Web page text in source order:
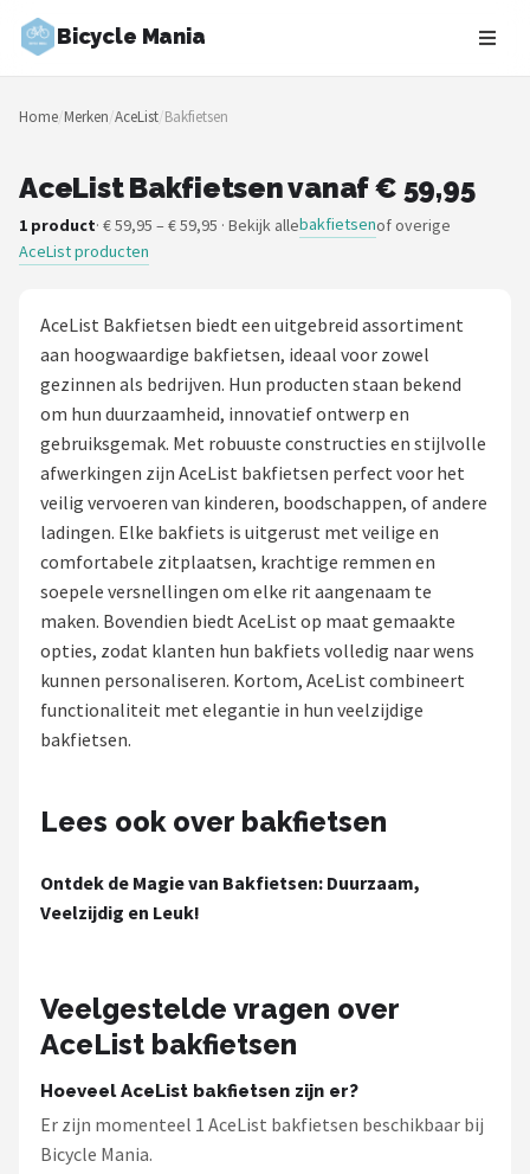
Bicycle Mania
Zoeken
NAVIGATIE
Merken
Fietsroutes
Kinderfietsen
Stadsfietsen
Elektrische fietsen
Mountainbikes
Shop
POPULAIRE MERKEN
Basil
ABUS
AXA
BBB Cycling
Voltano
Home/Merken/AceList/Bakfietsen
AceList Bakfietsen vanaf € 59,95
1 product· € 59,95 – € 59,95 · Bekijk allebakfietsenof overige
AceList producten
AceList Bakfietsen biedt een uitgebreid assortiment
aan hoogwaardige bakfietsen, ideaal voor zowel
gezinnen als bedrijven. Hun producten staan bekend
om hun duurzaamheid, innovatief ontwerp en
gebruiksgemak. Met robuuste constructies en stijlvolle
afwerkingen zijn AceList bakfietsen perfect voor het
veilig vervoeren van kinderen, boodschappen, of andere
ladingen. Elke bakfiets is uitgerust met veilige en
comfortabele zitplaatsen, krachtige remmen en
soepele versnellingen om elke rit aangenaam te
maken. Bovendien biedt AceList op maat gemaakte
opties, zodat klanten hun bakfiets volledig naar wens
kunnen personaliseren. Kortom, AceList combineert
functionaliteit met elegantie in hun veelzijdige
bakfietsen.
Lees ook over bakfietsen
Ontdek de Magie van Bakfietsen: Duurzaam,
Veelzijdig en Leuk!
Veelgestelde vragen over
AceList bakfietsen
Hoeveel AceList bakfietsen zijn er?
Er zijn momenteel 1 AceList bakfietsen beschikbaar bij
Bicycle Mania.